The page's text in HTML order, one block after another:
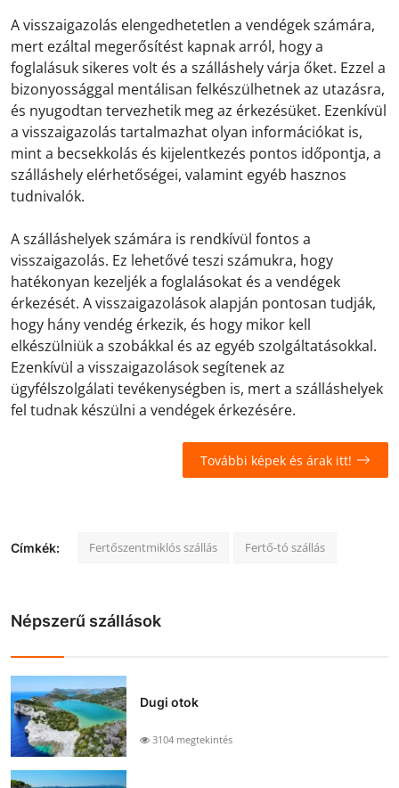
A visszaigazolás elengedhetetlen a vendégek számára,
mert ezáltal megerősítést kapnak arról, hogy a
foglalásuk sikeres volt és a szálláshely várja őket. Ezzel a
bizonyossággal mentálisan felkészülhetnek az utazásra,
és nyugodtan tervezhetik meg az érkezésüket. Ezenkívül
a visszaigazolás tartalmazhat olyan információkat is,
mint a becsekkolás és kijelentkezés pontos időpontja, a
szálláshely elérhetőségei, valamint egyéb hasznos
tudnivalók.
A szálláshelyek számára is rendkívül fontos a
visszaigazolás. Ez lehetővé teszi számukra, hogy
hatékonyan kezeljék a foglalásokat és a vendégek
érkezését. A visszaigazolások alapján pontosan tudják,
hogy hány vendég érkezik, és hogy mikor kell
elkészülniük a szobákkal és az egyéb szolgáltatásokkal.
Ezenkívül a visszaigazolások segítenek az
ügyfélszolgálati tevékenységben is, mert a szálláshelyek
fel tudnak készülni a vendégek érkezésére.
További képek és árak itt!
Címkék: Fertőszentmiklós szállás Fertő-tó szállás
Népszerű szállások
Dugi otok
3104 megtekintés